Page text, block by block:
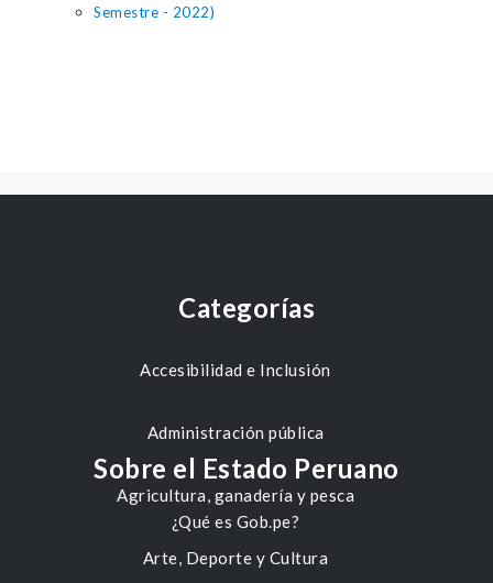
Semestre - 2022)
Categorías
Accesibilidad e Inclusión
Administración pública
Agricultura, ganadería y pesca
Arte, Deporte y Cultura
Sobre el Estado Peruano
¿Qué es Gob.pe?